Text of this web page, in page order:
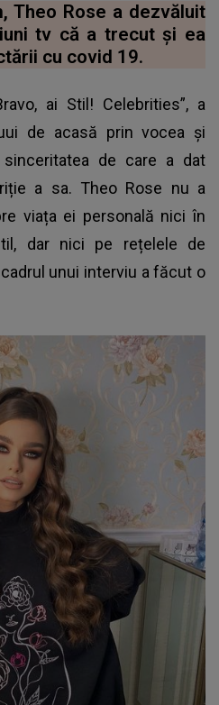
Theo Rose a dezvăluit
tv că a trecut și ea
cu covid 19.
ai Stil! Celebrities”, a
de acasă prin vocea și
de care a dat
a sa. Theo Rose nu a
viața ei personală nici în
dar nici pe rețelele de
unui interviu a făcut o